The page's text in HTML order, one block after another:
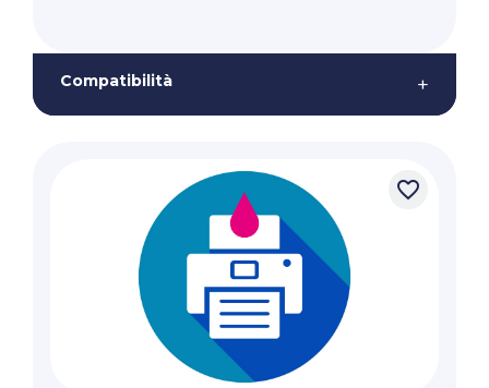
Compatibilità +
favorite_border